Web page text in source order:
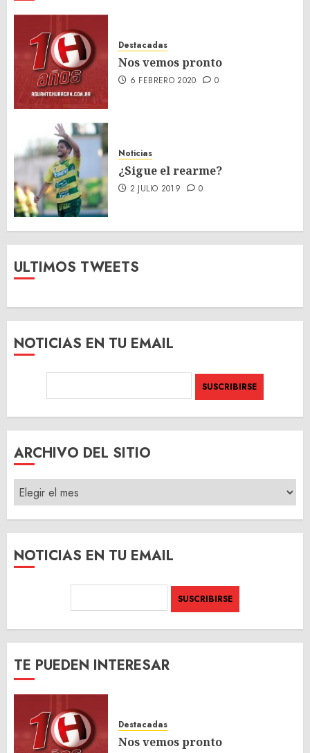
Destacadas
Nos vemos pronto
6 FEBRERO 2020 0
Noticias
¿Sigue el rearme?
2 JULIO 2019 0
ULTIMOS TWEETS
NOTICIAS EN TU EMAIL
ARCHIVO DEL SITIO
ARCHIVO
DEL
SITIO
NOTICIAS EN TU EMAIL
TE PUEDEN INTERESAR
Destacadas
Nos vemos pronto